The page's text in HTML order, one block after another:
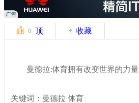
0 顶 收藏
曼德拉:体育拥有改变世界的力量
关键词：曼德拉 体育